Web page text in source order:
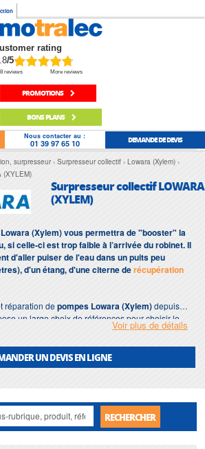
rating
/5
reviews More reviews
PROMOTIONS
BONS PLANS
Nous contacter au :
01 39 97 65 10 DEMANDE DE DEVIS
surpresseur Surpresseur collectif
Lowara (Xylem)
(XYLEM)
Surpresseur collectif LOWARA
(XYLEM)
(Xylem) vous permettra de "booster" la
si celle-ci est trop faible à l’arrivée du robinet. Il
d'aller puiser de l'eau dans un puits peu
d'un étang, d'une citerne derécupération
réparation depompes Lowara (Xylem)depuis
un large choix de références pour choisir le
adapté à votre besoin.Voir plus de détails
UN DEVIS EN LIGNE
RECHERCHER